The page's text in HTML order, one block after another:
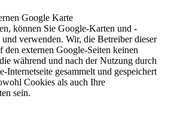
können Sie Google-Karten und -
und verwenden. Wir, die Betreiber dieser
den externen Google-Seiten keinen
während und nach der Nutzung durch
Internetseite gesammelt und gespeichert
Cookies als auch Ihre
sein.